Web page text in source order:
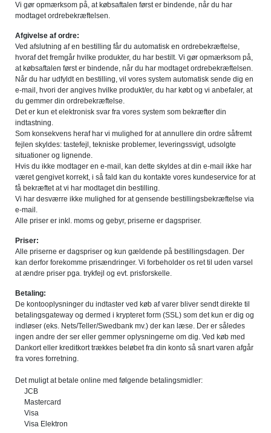
Vi gør opmærksom på, at købsaftalen først er bindende, når du har
modtaget ordrebekræftelsen.
Afgivelse af ordre:
Ved afslutning af en bestilling får du automatisk en ordrebekræftelse,
hvoraf det fremgår hvilke produkter, du har bestilt. Vi gør opmærksom på,
at købsaftalen først er bindende, når du har modtaget ordrebekræftelsen.
Når du har udfyldt en bestilling, vil vores system automatisk sende dig en
e-mail, hvori der angives hvilke produkt/er, du har købt og vi anbefaler, at
du gemmer din ordrebekræftelse.
Det er kun et elektronisk svar fra vores system som bekræfter din
indtastning.
Som konsekvens heraf har vi mulighed for at annullere din ordre såfremt
fejlen skyldes: tastefejl, tekniske problemer, leveringssvigt, udsolgte
situationer og lignende.
Hvis du ikke modtager en e-mail, kan dette skyldes at din e-mail ikke har
været gengivet korrekt, i så fald kan du kontakte vores kundeservice for at
få bekræftet at vi har modtaget din bestilling.
Vi har desværre ikke mulighed for at gensende bestillingsbekræftelse via
e-mail.
Alle priser er inkl. moms og gebyr, priserne er dagspriser.
Priser:
Alle priserne er dagspriser og kun gældende på bestillingsdagen. Der
kan derfor forekomme prisændringer. Vi forbeholder os ret til uden varsel
at ændre priser pga. trykfejl og evt. prisforskelle.
Betaling:
De kontooplysninger du indtaster ved køb af varer bliver sendt direkte til
betalingsgateway og dermed i krypteret form (SSL) som det kun er dig og
indløser (eks. Nets/Teller/Swedbank mv.) der kan læse. Der er således
ingen andre der ser eller gemmer oplysningerne om dig. Ved køb med
Dankort eller kreditkort trækkes beløbet fra din konto så snart varen afgår
fra vores forretning.
Det muligt at betale online med følgende betalingsmidler:
JCB
Mastercard
Visa
Visa Elektron